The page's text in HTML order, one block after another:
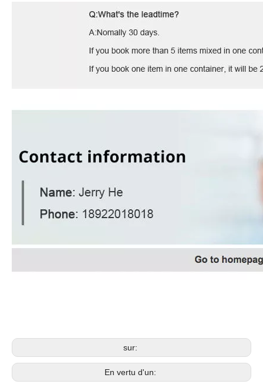
sur:
En vertu d'un: